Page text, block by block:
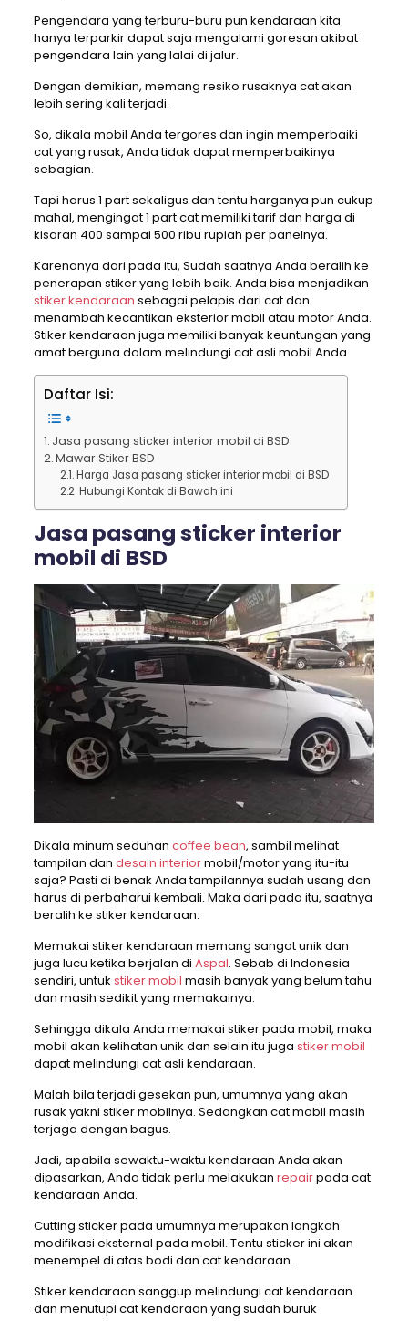
Pengendara yang terburu-buru pun kendaraan kita
hanya terparkir dapat saja mengalami goresan akibat
pengendara lain yang lalai di jalur.
Dengan demikian, memang resiko rusaknya cat akan
lebih sering kali terjadi.
So, dikala mobil Anda tergores dan ingin memperbaiki
cat yang rusak, Anda tidak dapat memperbaikinya
sebagian.
Tapi harus 1 part sekaligus dan tentu harganya pun cukup
mahal, mengingat 1 part cat memiliki tarif dan harga di
kisaran 400 sampai 500 ribu rupiah per panelnya.
Karenanya dari pada itu, Sudah saatnya Anda beralih ke
penerapan stiker yang lebih baik. Anda bisa menjadikan
stiker kendaraan sebagai pelapis dari cat dan
menambah kecantikan eksterior mobil atau motor Anda.
Stiker kendaraan juga memiliki banyak keuntungan yang
amat berguna dalam melindungi cat asli mobil Anda.
Daftar Isi:
Jasa pasang sticker interior mobil di BSD
Mawar Stiker BSD
Harga Jasa pasang sticker interior mobil di BSD
Hubungi Kontak di Bawah ini
Jasa pasang sticker interior
mobil di BSD
Dikala minum seduhan coffee bean, sambil melihat
tampilan dan desain interiormobil/motor yang itu-itu
saja? Pasti di benak Anda tampilannya sudah usang dan
harus di perbaharui kembali. Maka dari pada itu, saatnya
beralih ke stiker kendaraan.
Memakai stiker kendaraan memang sangat unik dan
juga lucu ketika berjalan di Aspal. Sebab di Indonesia
sendiri, untuk stiker mobil masih banyak yang belum tahu
dan masih sedikit yang memakainya.
Sehingga dikala Anda memakai stiker pada mobil, maka
mobil akan kelihatan unik dan selain itu juga stiker mobil
dapat melindungi cat asli kendaraan.
Malah bila terjadi gesekan pun, umumnya yang akan
rusak yakni stiker mobilnya. Sedangkan cat mobil masih
terjaga dengan bagus.
Jadi, apabila sewaktu-waktu kendaraan Anda akan
dipasarkan, Anda tidak perlu melakukan repairpada cat
kendaraan Anda.
Cutting sticker pada umumnya merupakan langkah
modifikasi eksternal pada mobil. Tentu sticker ini akan
menempel di atas bodi dan cat kendaraan.
Stiker kendaraan sanggup melindungi cat kendaraan
dan menutupi cat kendaraan yang sudah buruk